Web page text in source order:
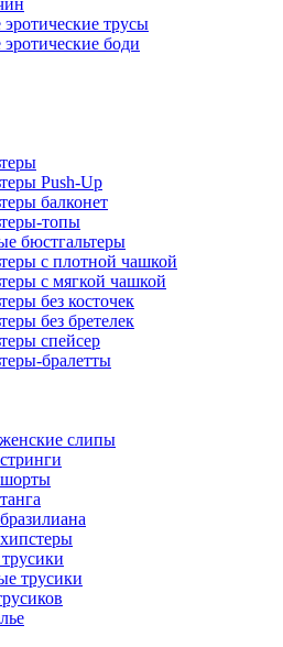
трусы
боди
Push-Up
балконет
топы
бюстгальтеры
с плотной чашкой
с мягкой чашкой
без косточек
без бретелек
спейсер
бралетты
слипы
трусики